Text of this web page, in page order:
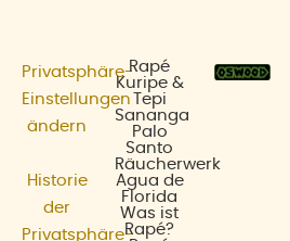
Privatsphäre-
Einstellungen
ändern
Historie
der
Privatsphäre-
Rapé
Kuripe &
Tepi
Sananga
Palo
Santo
Räucherwerk
Agua de
Florida
Was ist
Rapé?